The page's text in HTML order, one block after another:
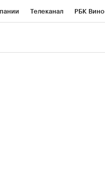
Телеканал РБК Вино